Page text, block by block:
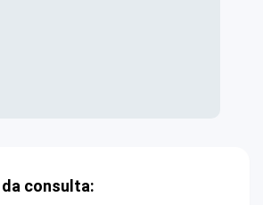
consulta: